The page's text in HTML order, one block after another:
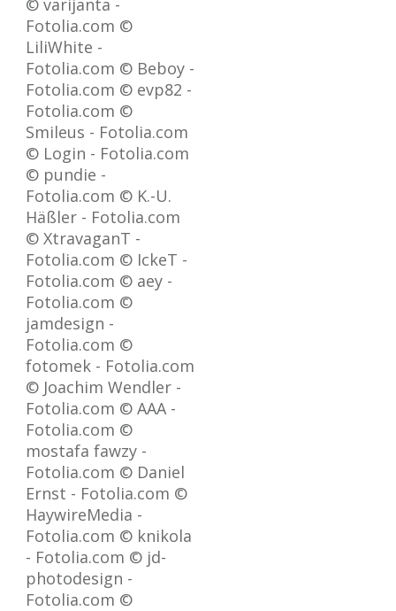
© varijanta -
Fotolia.com ©
LiliWhite -
Fotolia.com © Beboy -
Fotolia.com © evp82 -
Fotolia.com ©
Smileus - Fotolia.com
© Login - Fotolia.com
© pundie -
Fotolia.com © K.-U.
Häßler - Fotolia.com
© XtravaganT -
Fotolia.com © IckeT -
Fotolia.com © aey -
Fotolia.com ©
jamdesign -
Fotolia.com ©
fotomek - Fotolia.com
© Joachim Wendler -
Fotolia.com © AAA -
Fotolia.com ©
mostafa fawzy -
Fotolia.com © Daniel
Ernst - Fotolia.com ©
HaywireMedia -
Fotolia.com © knikola
- Fotolia.com © jd-
photodesign -
Fotolia.com ©